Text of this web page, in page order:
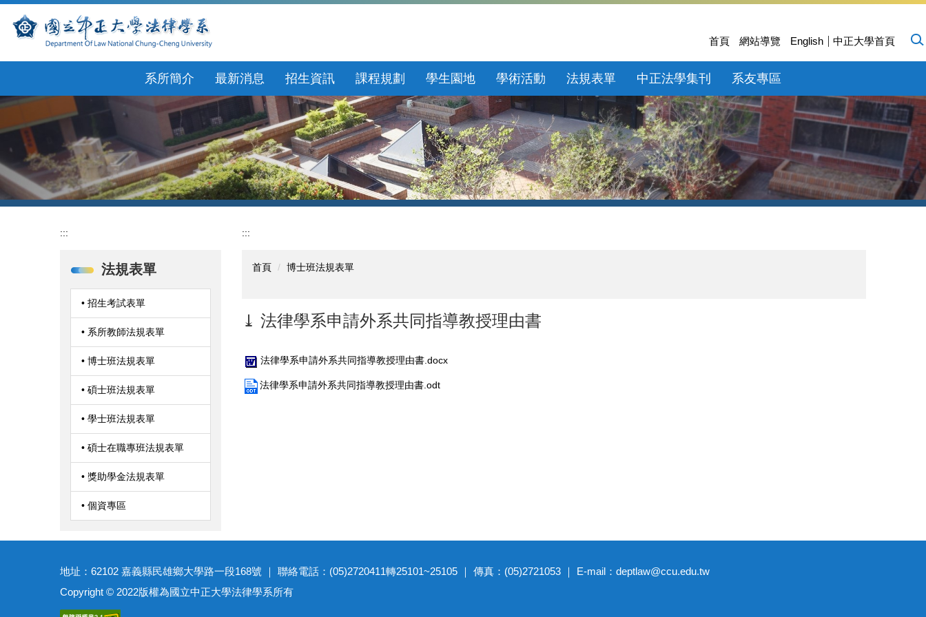
到
區
首頁 網站導覽 English 中正大學首頁
系所簡介 最新消息 招生資訊 課程規劃 學生園地 學術活動 法規表單 中正法學集刊 系友專區
:::
法規表單
• 招生考試表單
• 系所教師法規表單
• 博士班法規表單
• 碩士班法規表單
• 學士班法規表單
• 碩士在職專班法規表單
• 獎助學金法規表單
• 個資專區
:::
首頁 博士班法規表單
⤓ 法律學系申請外系共同指導教授理由書
法律學系申請外系共同指導教授理由書.docx
法律學系申請外系共同指導教授理由書.odt
地址：62102 嘉義縣民雄鄉大學路一段168號 ｜ 聯絡電話：(05)2720411轉25101~25105 ｜ 傳真：(05)2721053 ｜ E-mail：deptlaw@ccu.edu.tw
Copyright © 2022版權為國立中正大學法律學系所有